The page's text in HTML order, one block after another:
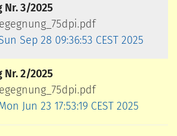
Nr. 3/2025
Sep 28 09:36:53 CEST 2025
Nr. 2/2025
Jun 23 17:53:19 CEST 2025